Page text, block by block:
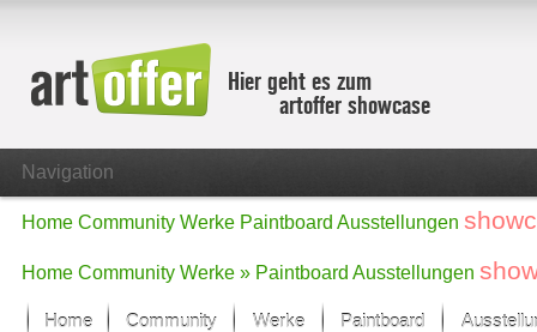
Hier geht es zum
artoffer showcase
Navigation
Home Community Werke Paintboard Ausstellungen
Home Community Werke » Paintboard Ausstellungen
Home Community Werke Paintboard